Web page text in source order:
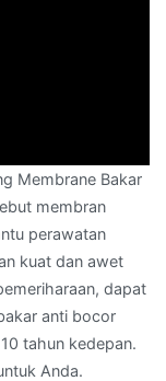
Membrane Bakar
membran
perawatan
kuat dan awet
dapat
anti bocor
tahun kedepan.
Anda.